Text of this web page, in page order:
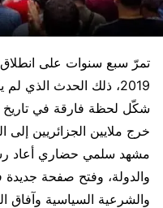
2019، ذلك الحدث الذي
شكّل لحظة فارقة في تاريخ
خرج ملايين الجزائريين
مشهد سلمي حضاري أعاد
والدولة، وفتح صفحة
والشرعية السياسية وآفاق